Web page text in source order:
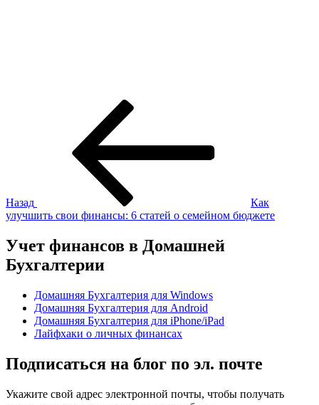
Назад
Как
улучшить свои финансы: 6 статей о семейном бюджете
Учет финансов в Домашней
Бухгалтерии
Домашняя Бухгалтерия для Windows
Домашняя Бухгалтерия для Android
Домашняя Бухгалтерия для iPhone/iPad
Лайфхаки о личных финансах
Подписаться на блог по эл. почте
Укажите свой адрес электронной почты, чтобы получать